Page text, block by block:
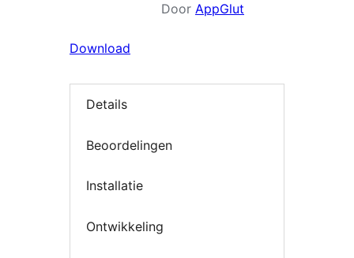
Door AppGlut
Download
Details
Beoordelingen
Installatie
Ontwikkeling